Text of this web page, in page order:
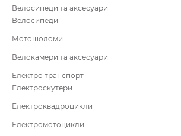
Велосипеди та аксесуари
Велосипеди
Мотошоломи
Велокамери та аксесуари
Електро транспорт
Електроскутери
Електроквадроцикли
Електромотоцикли